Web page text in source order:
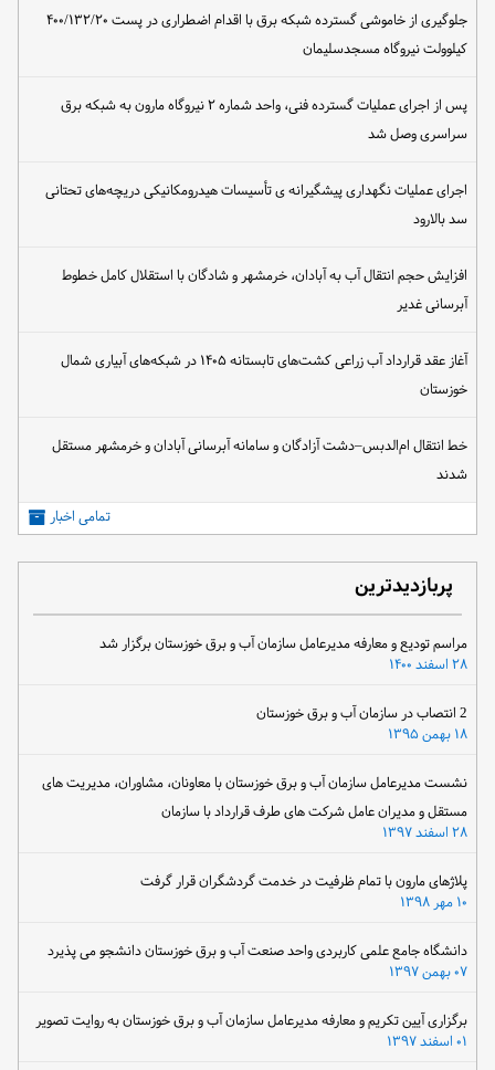
جلوگیری از خاموشی گسترده شبکه برق با اقدام اضطراری در پست ۴۰۰/۱۳۲/۲۰
کیلوولت نیروگاه مسجدسلیمان
پس از اجرای عملیات گسترده فنی، واحد شماره ۲ نیروگاه مارون به شبکه برق
سراسری وصل شد
اجرای عملیات نگهداری پیشگیرانه ی تأسیسات هیدرومکانیکی دریچه‌های تحتانی
سد بالارود
افزایش حجم انتقال آب به آبادان، خرمشهر و شادگان با استقلال کامل خطوط
آبرسانی غدیر
آغاز عقد قرارداد آب زراعی کشت‌های تابستانه ۱۴۰۵ در شبکه‌های آبیاری شمال
خوزستان
خط انتقال ام‌الدبس–دشت آزادگان و سامانه آبرسانی آبادان و خرمشهر مستقل
شدند
تمامی اخبار
پربازدیدترین
مراسم تودیع و معارفه مدیرعامل سازمان آب و برق خوزستان برگزار شد
نشست مدیرعامل سازمان آب و برق خوزستان با معاونان، مشاوران، مدیریت های
مستقل و مدیران عامل شرکت های طرف قرارداد با سازمان
پلاژهای مارون با تمام ظرفیت در خدمت گردشگران قرار گرفت
دانشگاه جامع علمی کاربردی واحد صنعت آب و برق خوزستان دانشجو می پذیرد
برگزاری آیین تکریم و معارفه مدیرعامل سازمان آب و برق خوزستان به روایت تصویر